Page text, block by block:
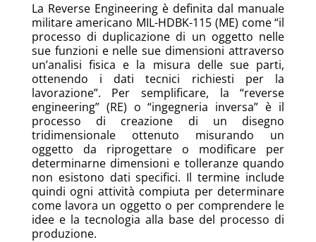
La Reverse Engineering è definita dal manuale
militare americano MIL-HDBK-115 (ME) come “il
processo di duplicazione di un oggetto nelle
sue funzioni e nelle sue dimensioni attraverso
un’analisi fisica e la misura delle sue parti,
ottenendo i dati tecnici richiesti per la
lavorazione”. Per semplificare, la “reverse
engineering” (RE) o “ingegneria inversa” è il
processo di creazione di un disegno
tridimensionale ottenuto misurando un
oggetto da riprogettare o modificare per
determinarne dimensioni e tolleranze quando
non esistono dati specifici. Il termine include
quindi ogni attività compiuta per determinare
come lavora un oggetto o per comprendere le
idee e la tecnologia alla base del processo di
produzione.